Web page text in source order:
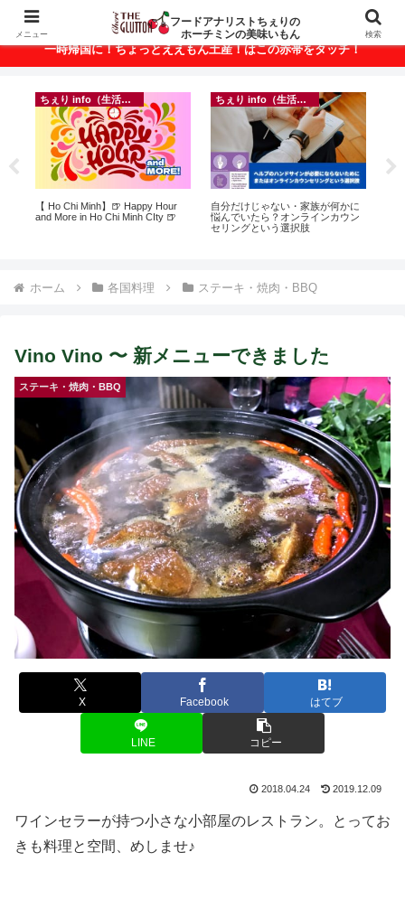
ベトナム・ホーチミンの美味いもんが満載！
一時帰国に！ちょっとええもん土産！はこの赤帯をタッチ！
ちぇり info（生活情報）
【 Ho Chi Minh】🍺 Happy Hour
and More in Ho Chi Minh CIty 🍺
ちぇり info（生活情報）
自分だけじゃない・家族が何かに
悩んでいたら？オンラインカウン
セリングという選択肢
ホーム 各国料理 ステーキ・焼肉・BBQ
Vino Vino 〜 新メニューできました
ステーキ・焼肉・BBQ
X Facebook はてブ
LINE コピー
2018.04.24 2019.12.09
ワインセラーが持つ小さな小部屋のレストラン。とってお
きも料理と空間、めしませ♪
メニュー
フードアナリストちぇりの
ホーチミンの美味いもん
検索